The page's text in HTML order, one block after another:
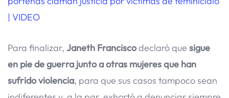
| VIDEO
Para finalizar, Janeth Franciscodeclaró que sigue
en pie de guerra junto a otras mujeres que han
sufrido violencia, para que sus casos tampoco sean